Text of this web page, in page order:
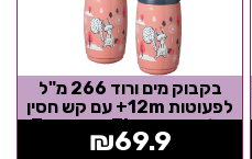
בקבוק מים ורוד 266 מ"ל
לפעוטות 12m+ עם קש חסין
דליפות Tommee Tippee
Superstar
₪69.9